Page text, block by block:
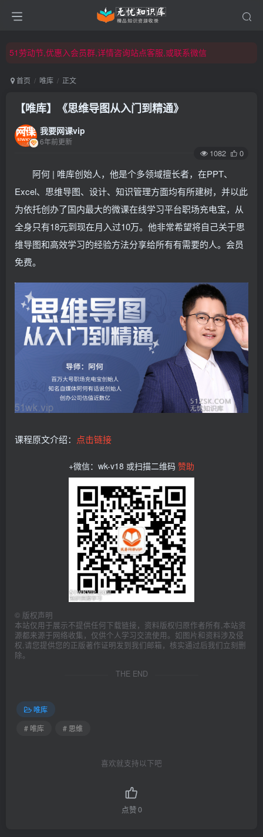
51劳动节,优惠入会员群,详情咨询站点客服,或联系微信
51劳动节,优惠入会员群,详情咨询站点客服,或联系微信
首页 唯库 正文
【唯库】《思维导图从入门到精通》
我要网课vip
6年前更新
1082 0
阿何 | 唯库创始人，他是个多领域擅长者，在PPT、
Excel、思维导图、设计、知识管理方面均有所建树，并以此
为依托创办了国内最大的微课在线学习平台职场充电宝，从
全身只有18元到现在月入过10万。他非常希望将自己关于思
维导图和高效学习的经验方法分享给所有有需要的人。会员
免费。
课程原文介绍： 点击链接
+微信：wk-v18 或扫描二维码 赞助
© 版权声明
本站仅用于展示不提供任何下载链接，资料版权归原作者所有,本站资
源都来源于网络收集，仅供个人学习交流使用。如图片和资料涉及侵
权,请您提供您的正版著作证明发到我们邮箱，核实通过后我们立刻删
除。
THE END
唯库
# 唯库
# 思维
喜欢就支持以下吧
点赞0